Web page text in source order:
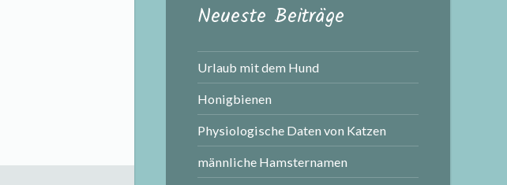
Neueste Beiträge
Urlaub mit dem Hund
Honigbienen
Physiologische Daten von Katzen
männliche Hamsternamen